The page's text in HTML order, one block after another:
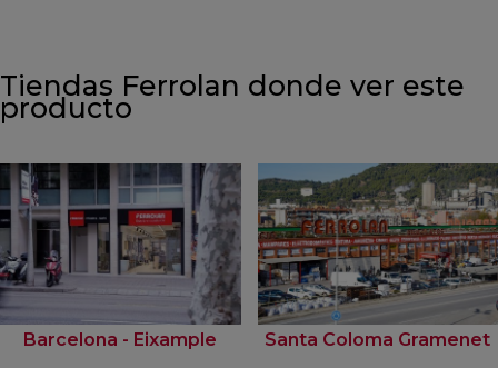
Tiendas Ferrolan donde ver este
producto
Barcelona - Eixample Santa Coloma Gramenet